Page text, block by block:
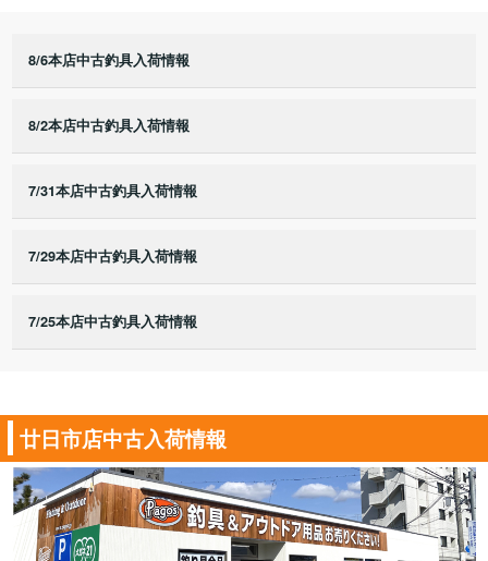
8/6本店中古釣具入荷情報
8/2本店中古釣具入荷情報
7/31本店中古釣具入荷情報
7/29本店中古釣具入荷情報
7/25本店中古釣具入荷情報
廿日市店中古入荷情報